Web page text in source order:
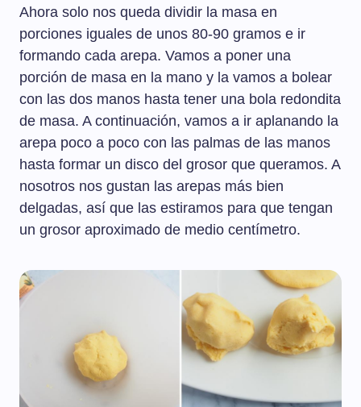
Ahora solo nos queda dividir la masa en
porciones iguales de unos 80-90 gramos e ir
formando cada arepa. Vamos a poner una
porción de masa en la mano y la vamos a bolear
con las dos manos hasta tener una bola redondita
de masa. A continuación, vamos a ir aplanando la
arepa poco a poco con las palmas de las manos
hasta formar un disco del grosor que queramos. A
nosotros nos gustan las arepas más bien
delgadas, así que las estiramos para que tengan
un grosor aproximado de medio centímetro.